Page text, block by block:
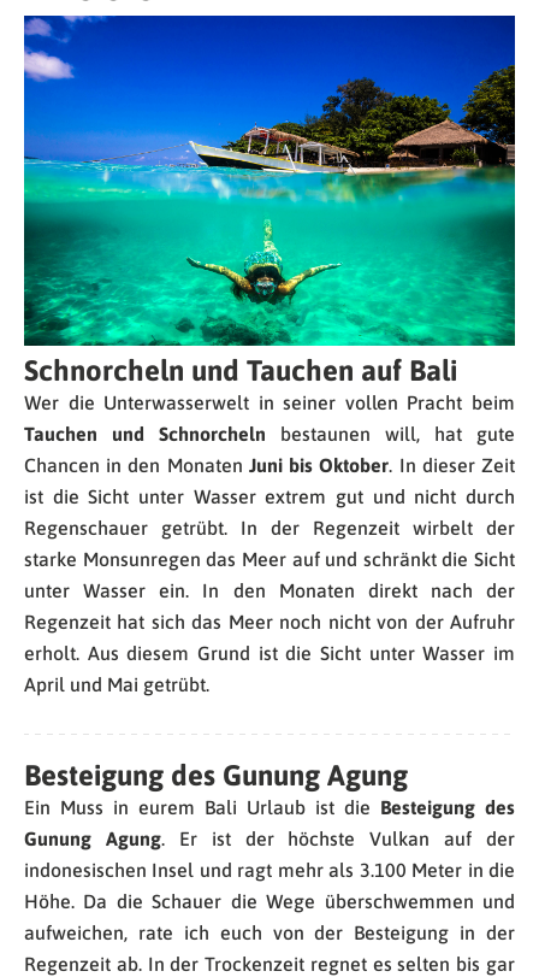
Schnorcheln und Tauchen auf Bali
Wer die Unterwasserwelt in seiner vollen Pracht beim
Tauchen und Schnorcheln bestaunen will, hat gute
Chancen in den Monaten Juni bis Oktober. In dieser Zeit
ist die Sicht unter Wasser extrem gut und nicht durch
Regenschauer getrübt. In der Regenzeit wirbelt der
starke Monsunregen das Meer auf und schränkt die Sicht
unter Wasser ein. In den Monaten direkt nach der
Regenzeit hat sich das Meer noch nicht von der Aufruhr
erholt. Aus diesem Grund ist die Sicht unter Wasser im
April und Mai getrübt.
Besteigung des Gunung Agung
Ein Muss in eurem Bali Urlaub ist die Besteigung des
Gunung Agung. Er ist der höchste Vulkan auf der
indonesischen Insel und ragt mehr als 3.100 Meter in die
Höhe. Da die Schauer die Wege überschwemmen und
aufweichen, rate ich euch von der Besteigung in der
Regenzeit ab. In der Trockenzeit regnet es selten bis gar